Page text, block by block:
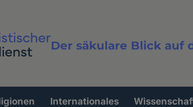
Der säkulare Blick auf
Volltextsuche
Internationales